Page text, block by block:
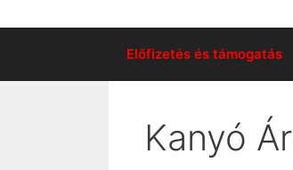
Előfizetés és támogatás
Kanyó